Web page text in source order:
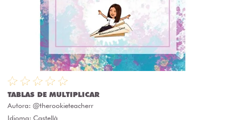
TABLAS DE MULTIPLICAR
Autora: @therookieteacherr
Idioma: Castellà